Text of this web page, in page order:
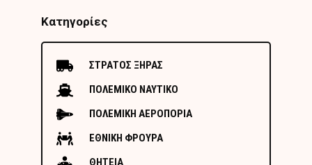
Κατηγορίες
ΣΤΡΑΤΟΣ ΞΗΡΑΣ
ΠΟΛΕΜΙΚΟ ΝΑΥΤΙΚΟ
ΠΟΛΕΜΙΚΗ ΑΕΡΟΠΟΡΙΑ
ΕΘΝΙΚΗ ΦΡΟΥΡΑ
ΘΗΤΕΙΑ